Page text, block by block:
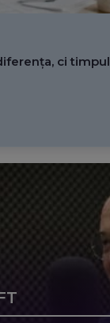
ci timpul